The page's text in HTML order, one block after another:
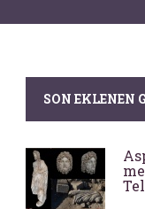
SON EKLENEN